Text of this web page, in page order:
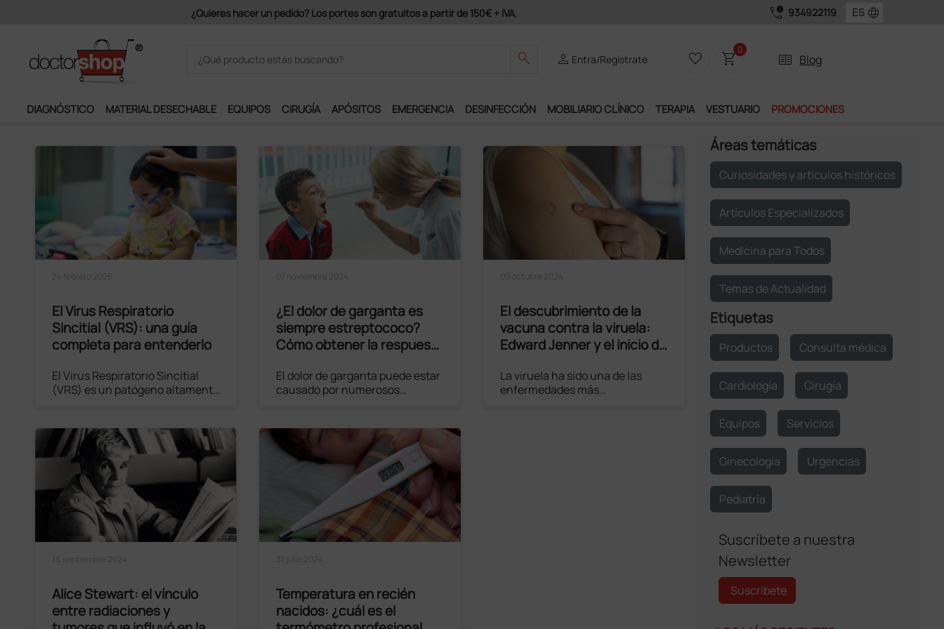
Únete al programa Ds Plus y podrás disfrutar de muchos servicios exclusivos.
call_quality 934922119 language
search person Entra/Regístrate favorite_border shopping_cart0
two_pager Blog
DIAGNÓSTICO MATERIAL DESECHABLE EQUIPOS CIRUGÍA APÓSITOS EMERGENCIA DESINFECCIÓN MOBILIARIO CLÍNICO TERAPIA VESTUARIO PROMOCIONES
Leer el artículo
24 febrero 2025
El Virus Respiratorio
Sincitial (VRS): una guía
completa para entenderlo
El Virus Respiratorio Sincitial
(VRS) es un patógeno altamente
afectando principalmente a
bebés, niños pequeños y
personas mayores. Considerado
una de las principales causas de
hospitalización pediátrica, el
VRS representa un desafío
importante para la salud pública
a nivel mundial.
Leer el artículo
07 noviembre 2024
¿El dolor de garganta es
siempre estreptococo?
Cómo obtener la respuesta
El dolor de garganta puede estar
causado por numerosos
conllevar graves complicaciones
si no se trata de manera
oportuna.
Leer el artículo
09 octubre 2024
El descubrimiento de la
vacuna contra la viruela:
Edward Jenner y el inicio de
La viruela ha sido una de las
enfermedades más
Leer el artículo
18 septiembre 2024
Alice Stewart: el vínculo
entre radiaciones y
Leer el artículo
31 julio 2024
Temperatura en recién
nacidos: ¿cuál es el
Áreas temáticas
Curiosidades y artículos históricos
Artículos Especializados
Medicina para Todos
Temas de Actualidad
Etiquetas
Productos Consulta médica
Cardiología Cirugía
Equipos Servicios
Ginecología Urgencias
Pediatría
Suscríbete a nuestra
Newsletter
Suscríbete